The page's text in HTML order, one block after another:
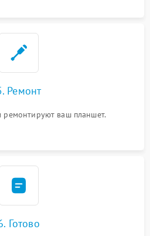
Ремонт
ремонтируют ваш планшет.
Готово